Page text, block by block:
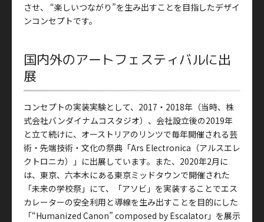
させ、 “楽しいつながり”を生み出すことを目指したデザイ
ンコンセプトです。
国内外のアートフェスティバルに出
展
コンセプトの実装実験として、2017・2018年（当時、株
式会社バンダイナムコスタジオ）、会社設立後の2019年
と立て続けに、オーストリアのリンツで毎年開催される芸
術・先端技術・文化の祭典「Ars Electronica（アルスエレ
クトロニカ）」に出展しています。また、2020年2月に
は、東京、六本木にある東京ミッドタウンで開催された
「未来の学校祭」にて、「アソビ」を実装することでエス
カレーターの安全利用と導線を生み出すことを目的にした
「“Humanized Canon” composed by Escalator」を展示